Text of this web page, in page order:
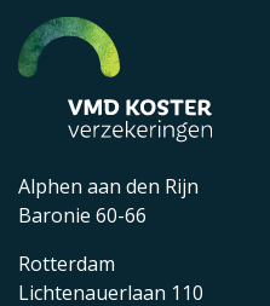
Alphen aan den Rijn
Baronie 60-66
Rotterdam
Lichtenauerlaan 110